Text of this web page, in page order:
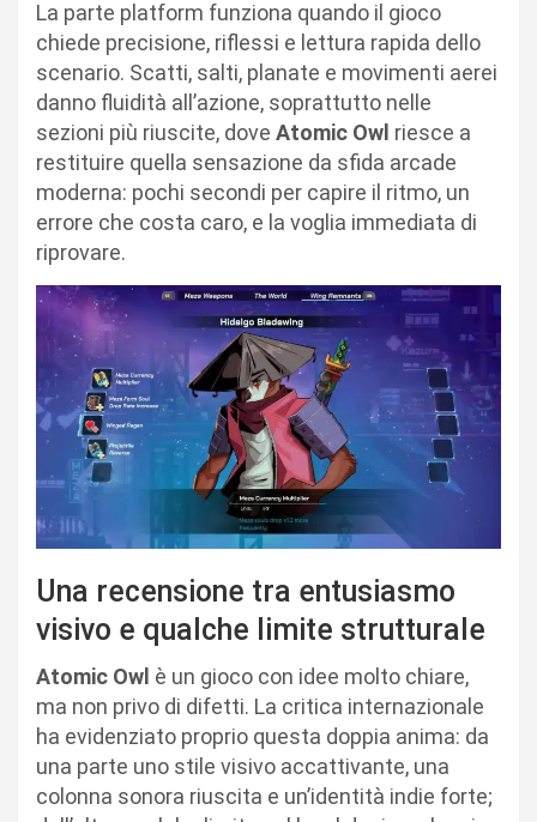
La parte platform funziona quando il gioco
chiede precisione, riflessi e lettura rapida dello
scenario. Scatti, salti, planate e movimenti aerei
danno fluidità all’azione, soprattutto nelle
sezioni più riuscite, dove Atomic Owl riesce a
restituire quella sensazione da sfida arcade
moderna: pochi secondi per capire il ritmo, un
errore che costa caro, e la voglia immediata di
riprovare.
Una recensione tra entusiasmo
visivo e qualche limite strutturale
Atomic Owl è un gioco con idee molto chiare,
ma non privo di difetti. La critica internazionale
ha evidenziato proprio questa doppia anima: da
una parte uno stile visivo accattivante, una
colonna sonora riuscita e un’identità indie forte;